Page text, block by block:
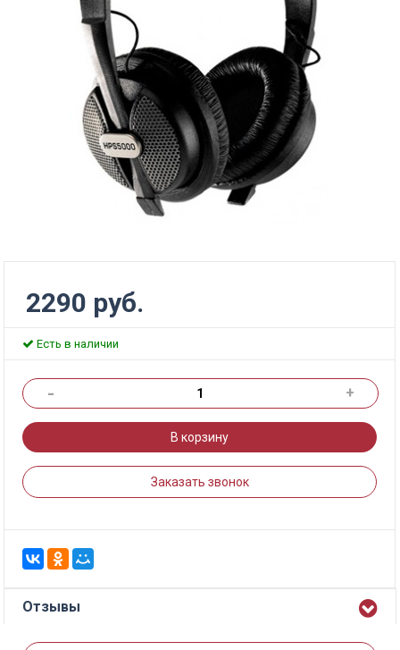
2290 руб.
Есть в наличии
- +
В корзину
Заказать звонок
Отзывы